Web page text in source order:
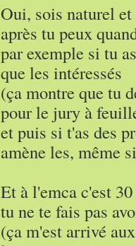
Oui, sois naturel
après tu peux
par exemple si tu
que les intéressés
(ça montre que tu
pour le jury à
et puis si t'as des
amène les, même
Et à l'emca c'est
tu ne te fais pas
(ça m'est arrivé